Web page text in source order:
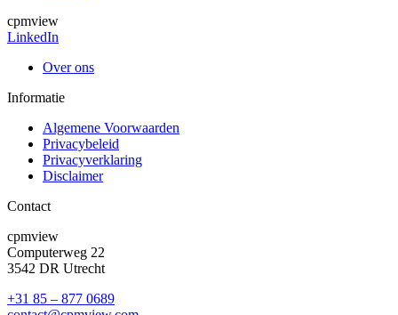
cpmview
LinkedIn
Over ons
Informatie
Algemene Voorwaarden
Privacybeleid
Privacyverklaring
Disclaimer
Contact
cpmview
Computerweg 22
3542 DR Utrecht
+31 85 – 877 0689